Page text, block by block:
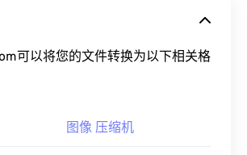
可以将您的文件转换为以下相关格
图像 压缩机